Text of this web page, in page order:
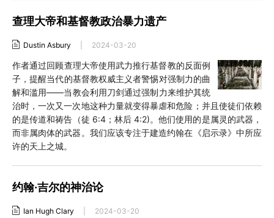
查理大帝和基督教政治暴力遗产
Dustin Asbury 2024-03-20
作者通过回顾查理大帝使用武力推行基督教的反面例
子，提醒当代的基督教权威主义者警惕对强制力的曲
解和滥用——当教会利用刀剑通过强制力来维护其统
治时，一次又一次地这种力量就变得暴虐和危险；并且使徒们依赖
的是传道和祷告（徒 6:4；林后 4:2)。他们使用的是属灵的武器，
而非属肉体的武器。我们应该专注于建造约翰在《启示录》中所应
许的天上之城。
约翰·吉尔的神治论
Ian Hugh Clary 2024-03-20